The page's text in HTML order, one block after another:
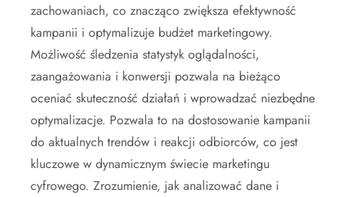
zachowaniach, co znacząco zwiększa efektywność
kampanii i optymalizuje budżet marketingowy.
Możliwość śledzenia statystyk oglądalności,
zaangażowania i konwersji pozwala na bieżąco
oceniać skuteczność działań i wprowadzać niezbędne
optymalizacje. Pozwala to na dostosowanie kampanii
do aktualnych trendów i reakcji odbiorców, co jest
kluczowe w dynamicznym świecie marketingu
cyfrowego. Zrozumienie, jak analizować dane i